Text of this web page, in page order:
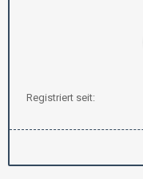
Registriert seit: